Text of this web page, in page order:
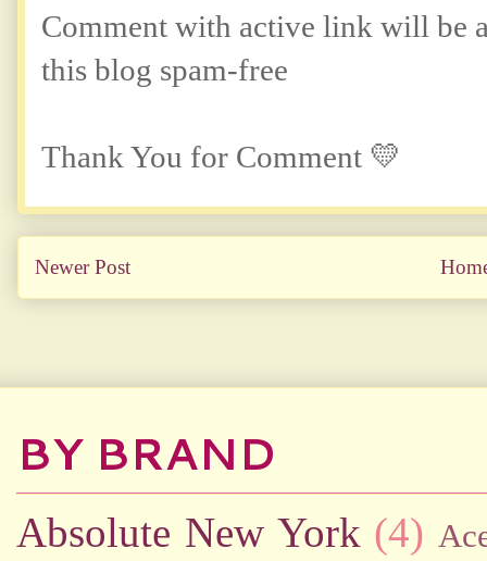
Comment with active link will be
this blog spam-free
Thank You for Comment 💛
Newer Post
BY BRAND
Absolute New York (4)